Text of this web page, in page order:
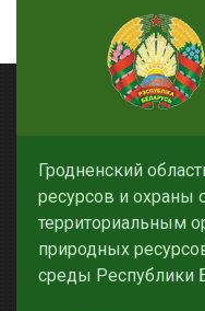
Гродненский
ресурсов и охраны
территориальным
природных
среды Республики